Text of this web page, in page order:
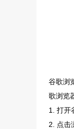
谷歌浏
歌浏览
1. 打开
2. 点击